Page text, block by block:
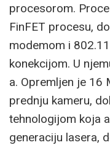
procesorom.
FinFET procesu,
modemom i
konekcijom. U
a. Opremljen je 16
prednju kameru,
tehnologijom koja
generaciju lasera,